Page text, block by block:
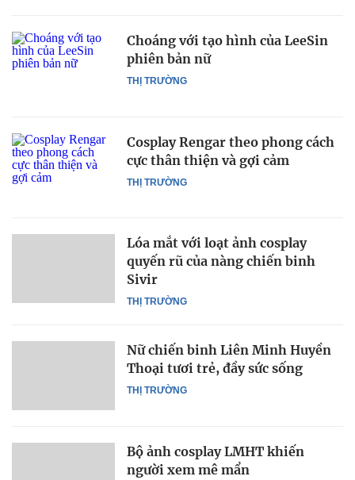
THỊ TRƯỜNG
Choáng với tạo hình của LeeSin
phiên bản nữ
THỊ TRƯỜNG
Cosplay Rengar theo phong cách
cực thân thiện và gợi cảm
THỊ TRƯỜNG
Lóa mắt với loạt ảnh cosplay
quyến rũ của nàng chiến binh
Sivir
THỊ TRƯỜNG
Nữ chiến binh Liên Minh Huyền
Thoại tươi trẻ, đầy sức sống
Bộ ảnh cosplay LMHT khiến
người xem mê mẩn